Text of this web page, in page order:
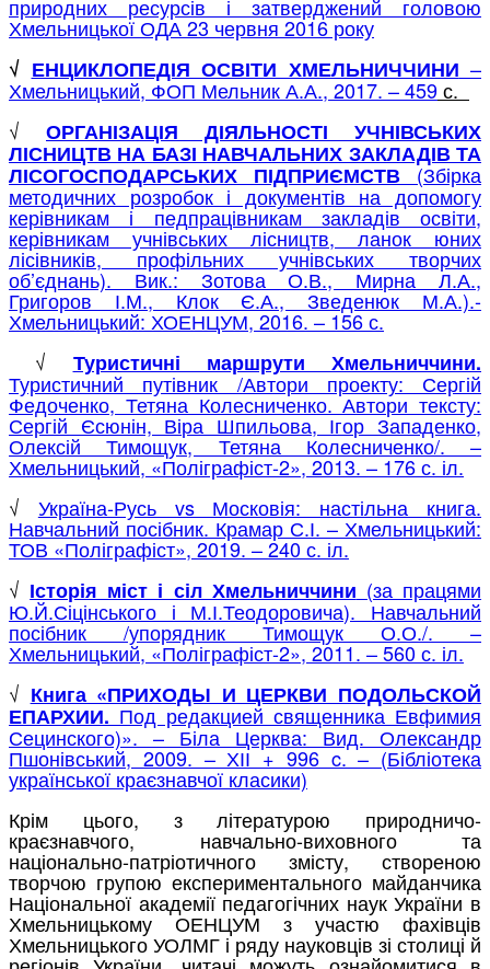
природних ресурсів і затверджений головою
Хмельницької ОДА 23 червня 2016 року
√ ЕНЦИКЛОПЕДІЯ ОСВІТИ ХМЕЛЬНИЧЧИНИ –
Хмельницький, ФОП Мельник А.А., 2017. – 459с.
√ ОРГАНІЗАЦІЯ ДІЯЛЬНОСТІ УЧНІВСЬКИХ
ЛІСНИЦТВ НА БАЗІ НАВЧАЛЬНИХ ЗАКЛАДІВ ТА
ЛІСОГОСПОДАРСЬКИХ ПІДПРИЄМСТВ (Збірка
методичних розробок і документів на допомогу
керівникам і педпрацівникам закладів освіти,
керівникам учнівських лісництв, ланок юних
лісівників, профільних учнівських творчих
об’єднань). Вик.: Зотова О.В., Мирна Л.А.,
Григоров І.М., Клок Є.А., Зведенюк М.А.).-
Хмельницький: ХОЕНЦУМ, 2016. – 156 с.
√ Туристичні маршрути Хмельниччини.
Туристичний путівник /Автори проекту: Сергій
Федоченко, Тетяна Колесниченко. Автори тексту:
Сергій Єсюнін, Віра Шпильова, Ігор Западенко,
Олексій Тимощук, Тетяна Колесниченко/. –
Хмельницький, «Поліграфіст-2», 2013. – 176 с. іл.
√ Україна-Русь vs Московія: настільна книга.
Навчальний посібник. Крамар С.І. – Хмельницький:
ТОВ «Поліграфіст», 2019. – 240 с. іл.
√ Історія міст і сіл Хмельниччини (за працями
Ю.Й.Сіцінського і М.І.Теодоровича). Навчальний
посібник /упорядник Тимощук О.О./. –
Хмельницький, «Поліграфіст-2», 2011. – 560 с. іл.
√ Книга «ПРИХОДЫ И ЦЕРКВИ ПОДОЛЬСКОЙ
ЕПАРХИИ. Под редакцией священника Евфимия
Сецинского)». – Біла Церква: Вид. Олександр
Пшонівський, 2009. – ХІІ + 996 c. – (Бібліотека
української краєзнавчої класики)
Крім цього, з літературою природничо-
краєзнавчого, навчально-виховного та
національно-патріотичного змісту, створеною
творчою групою експериментального майданчика
Національної академії педагогічних наук України в
Хмельницькому ОЕНЦУМ з участю фахівців
Хмельницького УОЛМГ і ряду науковців зі столиці й